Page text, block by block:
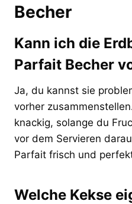
Becher
Kann ich die
Parfait Becher
Ja, du kannst sie
vorher
knackig, solange du
vor dem Servieren
Parfait frisch und
Welche Kekse